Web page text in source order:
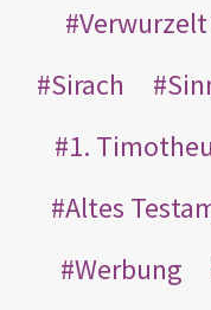
Sirach
1.
Altes
Werbung